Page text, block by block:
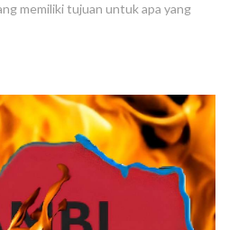
memiliki tujuan untuk apa yang